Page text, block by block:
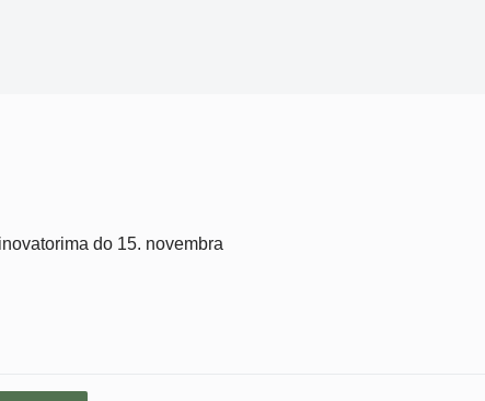
do 15. novembra